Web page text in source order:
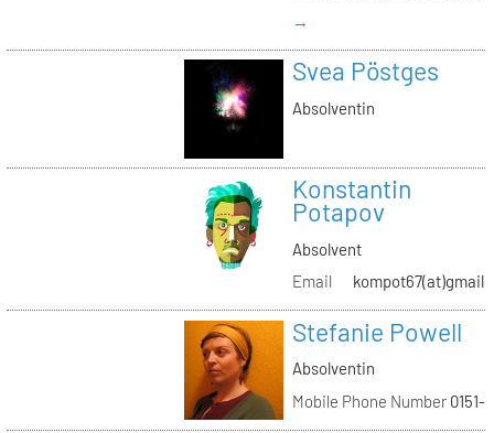
→
Svea Pöstges
Absolventin
Konstantin
Potapov
Absolvent
Email
Stefanie Powell
Absolventin
Mobile Phone Number0151-